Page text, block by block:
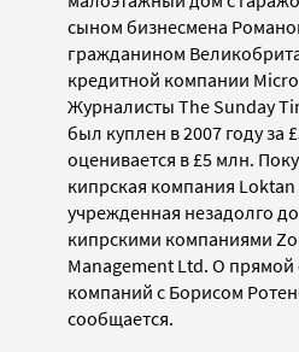
сыном бизнесмена
гражданином
кредитной компании
Журналисты The Sunday
был куплен в 2007 году за
оценивается в £5 млн.
кипрская компания Loktan
учрежденная незадолго
кипрскими компаниями
Management Ltd. О прямой
компаний с Борисом
сообщается.